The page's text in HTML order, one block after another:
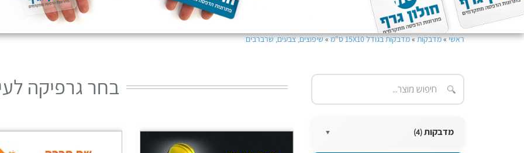
ראשי»מדבקות»מדבקות בגודל 15X10 ס"מ »שיפוצים, צבעים, שרברבים
🔍
מדבקות(4)
▼
בחר גרפיקה